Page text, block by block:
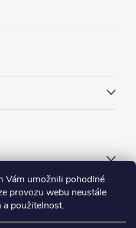
Vám umožnili pohodlné
provozu webu neustále
a použitelnost.
vyhovuje ?